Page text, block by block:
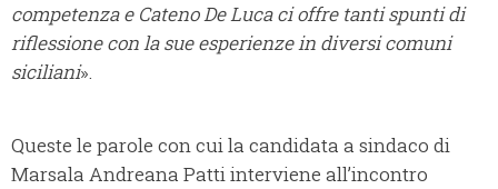
competenza e Cateno De Luca ci offre tanti spunti di
riflessione con la sue esperienze in diversi comuni
siciliani».
Queste le parole con cui la candidata a sindaco di
Marsala Andreana Patti interviene all’incontro